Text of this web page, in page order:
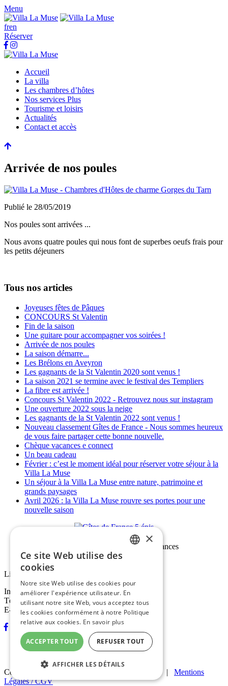
Menu
fren
Réserver
Accueil
La villa
Les chambres d’hôtes
Nos services Plus
Tourisme et loisirs
Actualités
Contact et accès
Arrivée de nos poules
Publié le 28/05/2019
Nos poules sont arrivées ...
Nous avons quatre poules qui nous font de superbes oeufs frais pour
les petits déjeuners
Tous nos articles
Joyeuses fêtes de Pâques
CONCOURS St Valentin
Fin de la saison
Une guitare pour accompagner vos soirées !
Arrivée de nos poules
La saison démarre...
Les Brélons en Aveyron
Les gagnants de la St Valentin 2020 sont venus !
La saison 2021 se termine avec le festival des Templiers
La fibre est arrivée !
Concours St Valentin 2022 - Retrouvez nous sur instagram
Une ouverture 2022 sous la neige
Les gagnants de la St Valentin 2022 sont venus !
Nouveau classement Gîtes de France - Nous sommes heureux
de vous faire partager cette bonne nouvelle.
Chèque vacances e connect
Un beau cadeau
Février : c’est le moment idéal pour réserver votre séjour à la
Villa La Muse
Un séjour à la Villa La Muse entre nature, patrimoine et
grands paysages
Avril 2026 : la Villa La Muse rouvre ses portes pour une
nouvelle saison
Lieu-dit La Muse, D907, 12720 Mostuéjouls
Information / Réservation :
Tél. : +33 (0)6 33 41 77 48
E-mail :villalamuse@outlook.com
Copyright © 2026 Villa La Muse | Mentions
Légales / CGV
×
Ce site Web utilise des
cookies
Notre site Web utilise des cookies pour
améliorer l'expérience utilisateur. En
utilisant notre site Web, vous acceptez tous
les cookies conformément à notre Politique
relative aux cookies. En savoir plus
ACCEPTER TOUT REFUSER TOUT
AFFICHER LES DÉTAILS